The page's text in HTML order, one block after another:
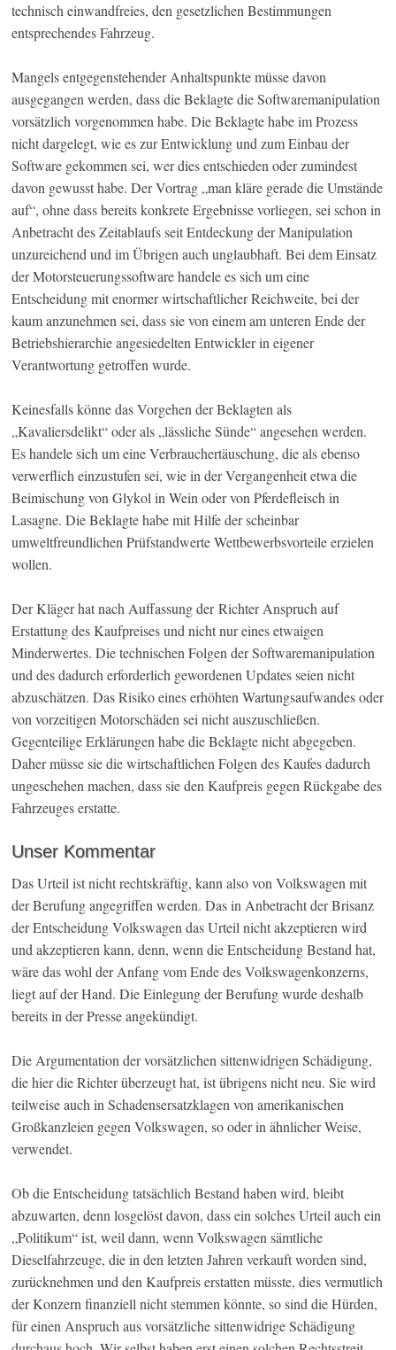
technisch einwandfreies, den gesetzlichen Bestimmungen
entsprechendes Fahrzeug.
Mangels entgegenstehender Anhaltspunkte müsse davon
ausgegangen werden, dass die Beklagte die Softwaremanipulation
vorsätzlich vorgenommen habe. Die Beklagte habe im Prozess
nicht dargelegt, wie es zur Entwicklung und zum Einbau der
Software gekommen sei, wer dies entschieden oder zumindest
davon gewusst habe. Der Vortrag „man kläre gerade die Umstände
auf“, ohne dass bereits konkrete Ergebnisse vorliegen, sei schon in
Anbetracht des Zeitablaufs seit Entdeckung der Manipulation
unzureichend und im Übrigen auch unglaubhaft. Bei dem Einsatz
der Motorsteuerungssoftware handele es sich um eine
Entscheidung mit enormer wirtschaftlicher Reichweite, bei der
kaum anzunehmen sei, dass sie von einem am unteren Ende der
Betriebshierarchie angesiedelten Entwickler in eigener
Verantwortung getroffen wurde.
Keinesfalls könne das Vorgehen der Beklagten als
„Kavaliersdelikt“ oder als „lässliche Sünde“ angesehen werden.
Es handele sich um eine Verbrauchertäuschung, die als ebenso
verwerflich einzustufen sei, wie in der Vergangenheit etwa die
Beimischung von Glykol in Wein oder von Pferdefleisch in
Lasagne. Die Beklagte habe mit Hilfe der scheinbar
umweltfreundlichen Prüfstandwerte Wettbewerbsvorteile erzielen
wollen.
Der Kläger hat nach Auffassung der Richter Anspruch auf
Erstattung des Kaufpreises und nicht nur eines etwaigen
Minderwertes. Die technischen Folgen der Softwaremanipulation
und des dadurch erforderlich gewordenen Updates seien nicht
abzuschätzen. Das Risiko eines erhöhten Wartungsaufwandes oder
von vorzeitigen Motorschäden sei nicht auszuschließen.
Gegenteilige Erklärungen habe die Beklagte nicht abgegeben.
Daher müsse sie die wirtschaftlichen Folgen des Kaufes dadurch
ungeschehen machen, dass sie den Kaufpreis gegen Rückgabe des
Fahrzeuges erstatte.
Unser Kommentar
Das Urteil ist nicht rechtskräftig, kann also von Volkswagen mit
der Berufung angegriffen werden. Das in Anbetracht der Brisanz
der Entscheidung Volkswagen das Urteil nicht akzeptieren wird
und akzeptieren kann, denn, wenn die Entscheidung Bestand hat,
wäre das wohl der Anfang vom Ende des Volkswagenkonzerns,
liegt auf der Hand. Die Einlegung der Berufung wurde deshalb
bereits in der Presse angekündigt.
Die Argumentation der vorsätzlichen sittenwidrigen Schädigung,
die hier die Richter überzeugt hat, ist übrigens nicht neu. Sie wird
teilweise auch in Schadensersatzklagen von amerikanischen
Großkanzleien gegen Volkswagen, so oder in ähnlicher Weise,
verwendet.
Ob die Entscheidung tatsächlich Bestand haben wird, bleibt
abzuwarten, denn losgelöst davon, dass ein solches Urteil auch ein
„Politikum“ ist, weil dann, wenn Volkswagen sämtliche
Dieselfahrzeuge, die in den letzten Jahren verkauft worden sind,
zurücknehmen und den Kaufpreis erstatten müsste, dies vermutlich
der Konzern finanziell nicht stemmen könnte, so sind die Hürden,
für einen Anspruch aus vorsätzliche sittenwidrige Schädigung